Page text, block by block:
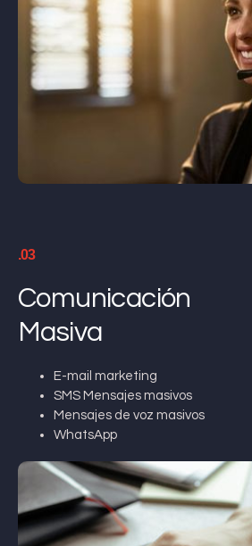
.03
Comunicación
Masiva
E-mail marketing
SMS Mensajes masivos
Mensajes de voz masivos
WhatsApp